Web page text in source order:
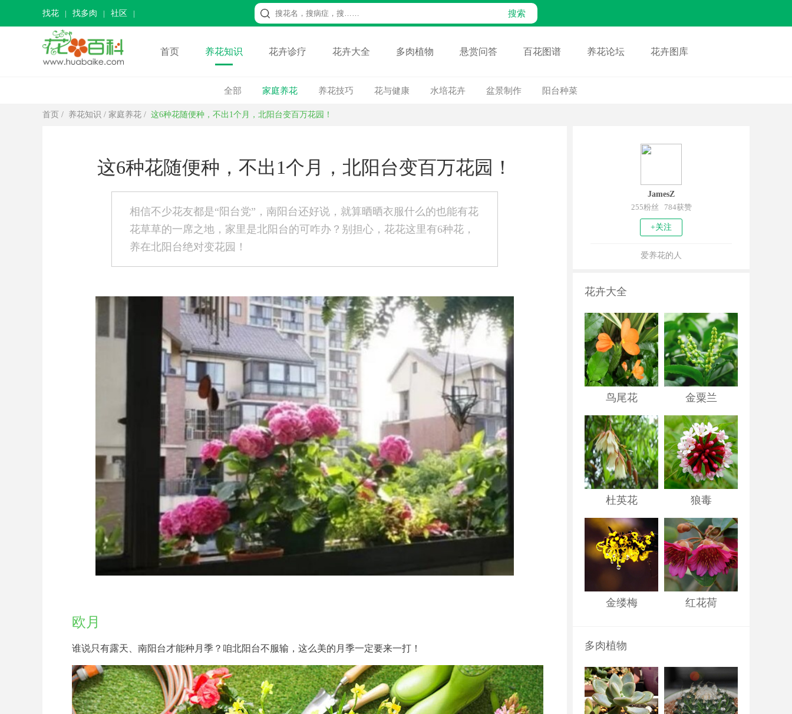
找花 找多肉 社区
首页 养花知识 花卉诊疗 花卉大全 多肉植物 悬赏问答 百花图谱 养花论坛 花卉图库
全部 家庭养花 养花技巧 花与健康 水培花卉 盆景制作 阳台种菜
首页 / 养花知识 / 家庭养花 / 这6种花随便种，不出1个月，北阳台变百万花园！
这6种花随便种，不出1个月，北阳台变百万花园！
相信不少花友都是“阳台党”，南阳台还好说，就算晒晒衣服什么的也能有花
花草草的一席之地，家里是北阳台的可咋办？别担心，花花这里有6种花，
养在北阳台绝对变花园！
欧月
谁说只有露天、南阳台才能种月季？咱北阳台不服输，这么美的月季一定要来一打！
JamesZ
255粉丝 784获赞
+关注
爱养花的人
花卉大全
鸟尾花 金粟兰
杜英花 狼毒
金缕梅 红花荷
多肉植物